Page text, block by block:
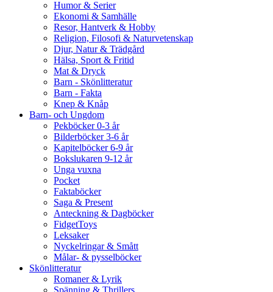
Humor & Serier
Ekonomi & Samhälle
Resor, Hantverk & Hobby
Religion, Filosofi & Naturvetenskap
Djur, Natur & Trädgård
Hälsa, Sport & Fritid
Mat & Dryck
Barn - Skönlitteratur
Barn - Fakta
Knep & Knåp
Barn- och Ungdom
Pekböcker 0-3 år
Bilderböcker 3-6 år
Kapitelböcker 6-9 år
Bokslukaren 9-12 år
Unga vuxna
Pocket
Faktaböcker
Saga & Present
Anteckning & Dagböcker
FidgetToys
Leksaker
Nyckelringar & Smått
Målar- & pysselböcker
Skönlitteratur
Romaner & Lyrik
Spänning & Thrillers